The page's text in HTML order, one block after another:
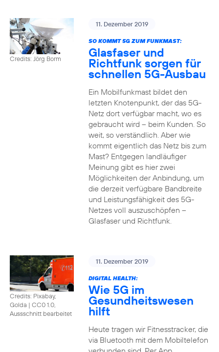
Credits: Jörg Borm
11. Dezember 2019
SO KOMMT 5G ZUM FUNKMAST:
Glasfaser und
Richtfunk sorgen für
schnellen 5G-Ausbau
Ein Mobilfunkmast bildet den
letzten Knotenpunkt, der das 5G-
Netz dort verfügbar macht, wo es
gebraucht wird – beim Kunden. So
weit, so verständlich. Aber wie
kommt eigentlich das Netz bis zum
Mast? Entgegen landläufiger
Meinung gibt es hier zwei
Möglichkeiten der Anbindung, um
die derzeit verfügbare Bandbreite
und Leistungsfähigkeit des 5G-
Netzes voll auszuschöpfen –
Glasfaser und Richtfunk.
Credits: Pixabay,
Golda | CC0 1.0,
Aussschnitt bearbeitet
11. Dezember 2019
DIGITAL HEALTH:
Wie 5G im
Gesundheitswesen
hilft
Heute tragen wir Fitnesstracker, die
via Bluetooth mit dem Mobiltelefon